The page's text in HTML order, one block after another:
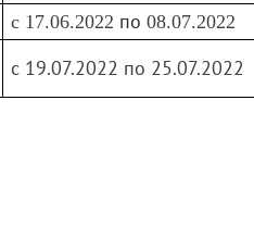
с 17.06.2022 по 08.07.2022
с 19.07.2022 по 25.07.2022